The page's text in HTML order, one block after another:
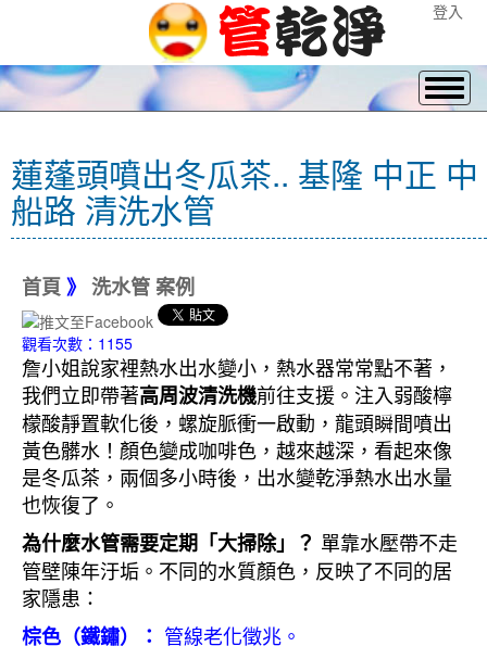
登入
蓮蓬頭噴出冬瓜茶.. 基隆 中正 中
船路 清洗水管
首頁 》 洗水管 案例
觀看次數：1155
詹小姐說家裡熱水出水變小，熱水器常常點不著，
我們立即帶著高周波清洗機前往支援。注入弱酸檸
檬酸靜置軟化後，螺旋脈衝一啟動，龍頭瞬間噴出
黃色髒水！顏色變成咖啡色，越來越深，看起來像
是冬瓜茶，兩個多小時後，出水變乾淨熱水出水量
也恢復了。
為什麼水管需要定期「大掃除」？ 單靠水壓帶不走
管壁陳年汙垢。不同的水質顏色，反映了不同的居
家隱患：
棕色（鐵鏽）： 管線老化徵兆。